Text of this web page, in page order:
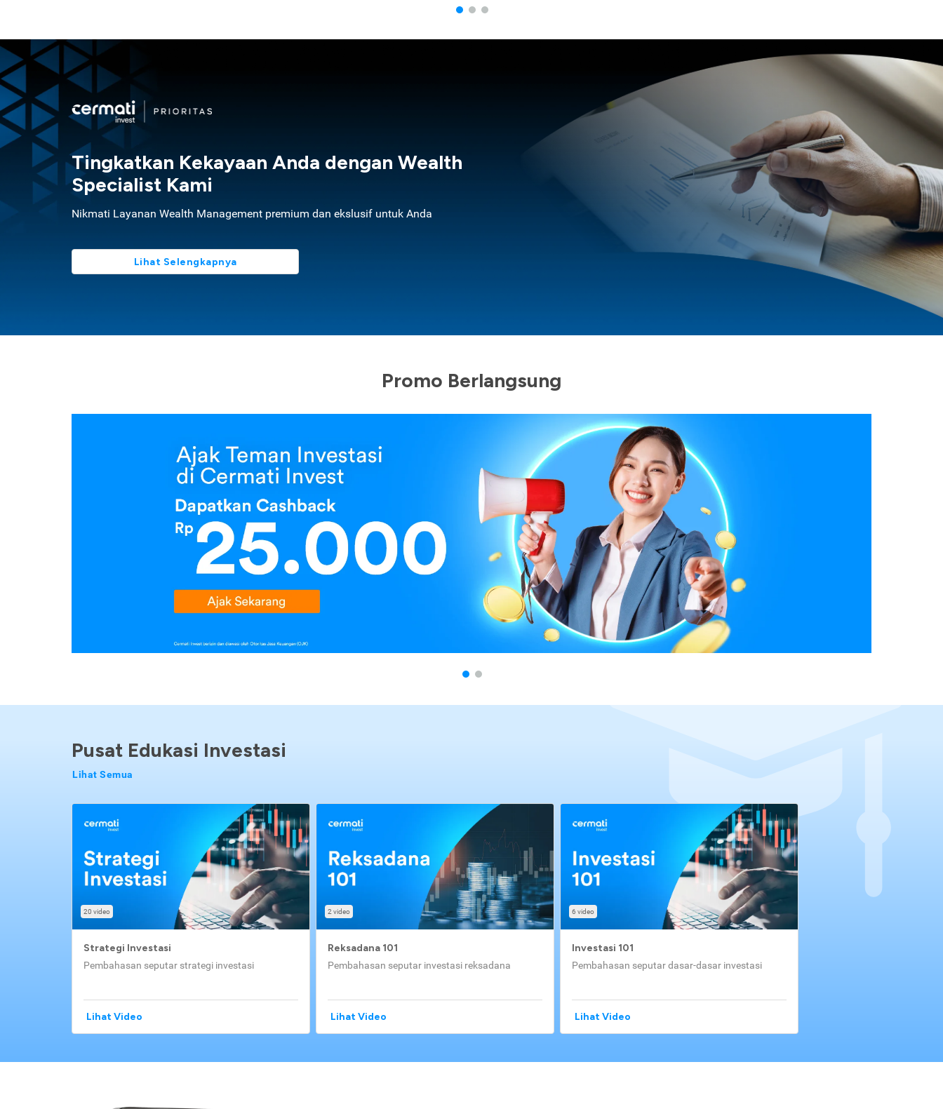
Tingkatkan Kekayaan Anda dengan Wealth
Specialist Kami
Nikmati Layanan Wealth Management premium dan ekslusif untuk Anda
Lihat Selengkapnya
Promo Berlangsung
Pusat Edukasi Investasi
Lihat Semua
20 video
Strategi Investasi
Pembahasan seputar strategi investasi
Lihat Video
2 video
Reksadana 101
Pembahasan seputar investasi reksadana
Lihat Video
6 video
Investasi 101
Pembahasan seputar dasar-dasar investasi
Lihat Video